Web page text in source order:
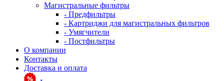
Магистральные фильтры
- Предфильтры
- Картриджи для магистральных фильтров
- Умягчители
- Постфильтры
О компании
Контакты
Доставка и оплата